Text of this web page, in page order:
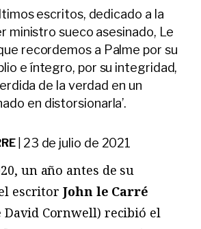
escritos, dedicado a la
ministro sueco asesinado, Le
recordemos a Palme por su
e íntegro, por su integridad,
de la verdad en un
en distorsionarla’.
23 de julio de 2021
un año antes de su
escritorJohn le Carré
David Cornwell) recibió el